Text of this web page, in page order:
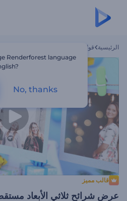
الرئيسية قوالب
قالب مميز
عرض شرائح ثلاثي الأبعاد
Renderforest language
No, thanks